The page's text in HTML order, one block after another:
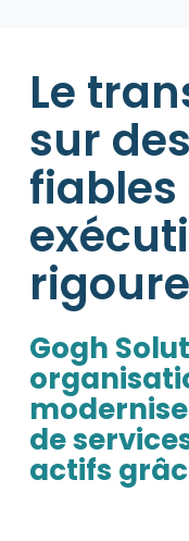
Le
sur
fiables
Gogh
de
actifs